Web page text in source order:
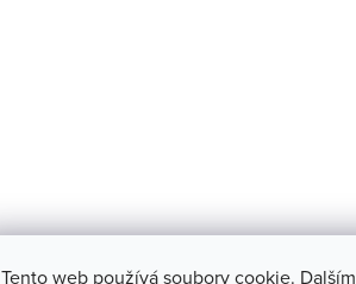
Tento web používá soubory cookie. Dalším